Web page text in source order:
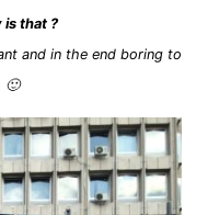
is that ?
and in the end boring to
🙂